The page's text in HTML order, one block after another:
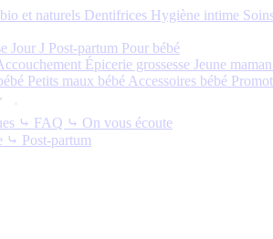
et naturels Dentifrices Hygiène intime
Jour J Post-partum Pour bébé
Épicerie grossesse Jeune maman
Petits maux bébé Accessoires bébé
⤷ FAQ ⤷ On vous écoute
⤷ Post-partum